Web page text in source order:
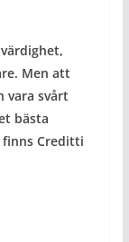
Men att
vara svårt
bästa
finns Creditti